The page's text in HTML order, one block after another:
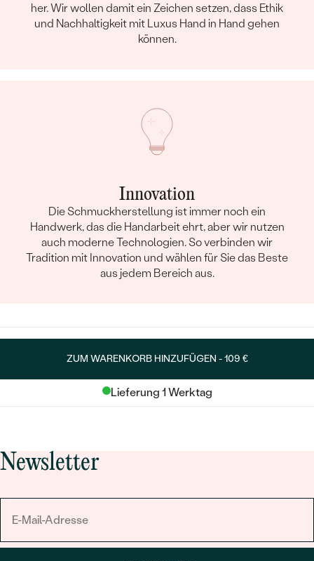
her. Wir wollen damit ein Zeichen setzen, dass Ethik
und Nachhaltigkeit mit Luxus Hand in Hand gehen
können.
Innovation
Die Schmuckherstellung ist immer noch ein
Handwerk, das die Handarbeit ehrt, aber wir nutzen
auch moderne Technologien. So verbinden wir
Tradition mit Innovation und wählen für Sie das Beste
aus jedem Bereich aus.
ZUM WARENKORB HINZUFÜGEN -109 €
Lieferung 1 Werktag
Newsletter